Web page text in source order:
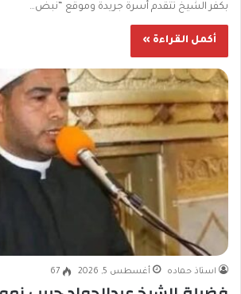
بكفر الشيخ تتقدم أسرة جريدة وموقع “نبض…
أكمل القراءة »
استاذ حماده أغسطس 5, 2026 67